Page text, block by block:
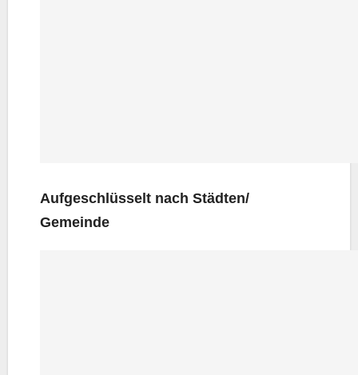
Auf­ge­schlüs­selt nach Städten/
Gemeinde